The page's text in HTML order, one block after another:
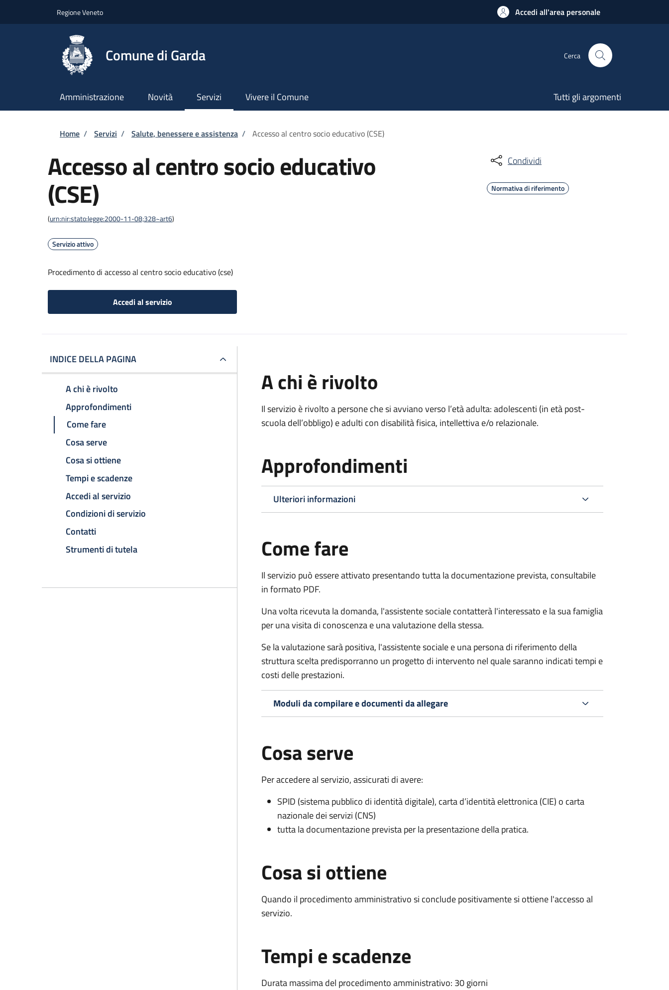
Regione Veneto Accedi all'area personale
Comune di Garda Cerca
Amministrazione Novità Servizi Vivere il Comune Tutti gli argomenti
Briciole di pane
Home / Servizi / Salute, benessere e assistenza / Accesso al centro socio educativo (CSE)
Accesso al centro socio educativo
(CSE)
(urn:nir:stato:legge:2000-11-08;328~art6)
Servizio attivo
Procedimento di accesso al centro socio educativo (cse)
Accedi al servizio
Condividi
Normativa di riferimento
INDICE DELLA PAGINA
A chi è rivolto
Approfondimenti
Come fare
Cosa serve
Cosa si ottiene
Tempi e scadenze
Accedi al servizio
Condizioni di servizio
Contatti
Strumenti di tutela
A chi è rivolto
Il servizio è rivoltoa persone che si avviano verso l’età adulta: adolescenti (in età post-
scuola dell’obbligo) e adulti con disabilità fisica, intellettiva e/o relazionale.
Approfondimenti
Ulteriori informazioni
Come fare
Il servizio può essere attivato presentando tutta la documentazione prevista, consultabile
in formato PDF.
Una volta ricevuta la domanda, l'assistente sociale contatterà l'interessato e la sua famiglia
per una visita di conoscenza e una valutazione della stessa.
Se la valutazione sarà positiva, l'assistente sociale e una persona di riferimento della
struttura scelta predisporranno un progetto di intervento nel quale saranno indicati tempi e
costi delle prestazioni.
Moduli da compilare e documenti da allegare
Cosa serve
Per accedere al servizio, assicurati di avere:
SPID (sistema pubblico di identità digitale), carta d’identità elettronica (CIE) o carta
nazionale dei servizi (CNS)
tutta la documentazione prevista per la presentazione della pratica.
Cosa si ottiene
Quando il procedimento amministrativo si conclude positivamente si ottiene l'accesso al
servizio.
Tempi e scadenze
Durata massima del procedimento amministrativo: 30 giorni